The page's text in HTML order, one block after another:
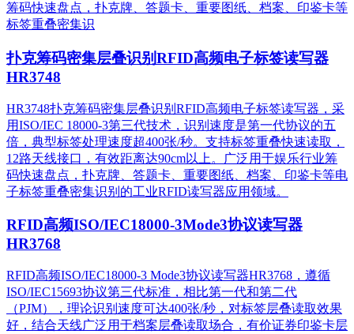
筹码快速盘点，扑克牌、答题卡、重要图纸、档案、印鉴卡等
标签重叠密集识
扑克筹码密集层叠识别RFID高频电子标签读写器
HR3748
HR3748扑克筹码密集层叠识别RFID高频电子标签读写器，采
用ISO/IEC 18000-3第三代技术，识别速度是第一代协议的五
倍，典型标签处理速度超400张/秒。支持标签重叠快速读取，
12路天线接口，有效距离达90cm以上。广泛用于娱乐行业筹
码快速盘点，扑克牌、答题卡、重要图纸、档案、印鉴卡等电
子标签重叠密集识别的工业RFID读写器应用领域。
RFID高频ISO/IEC18000-3Mode3协议读写器
HR3768
RFID高频ISO/IEC18000-3 Mode3协议读写器HR3768，遵循
ISO/IEC15693协议第三代标准，相比第一代和第二代
（PJM），理论识别速度可达400张/秒，对标签层叠读取效果
好，结合天线广泛用于档案层叠读取场合，有价证券印鉴卡层